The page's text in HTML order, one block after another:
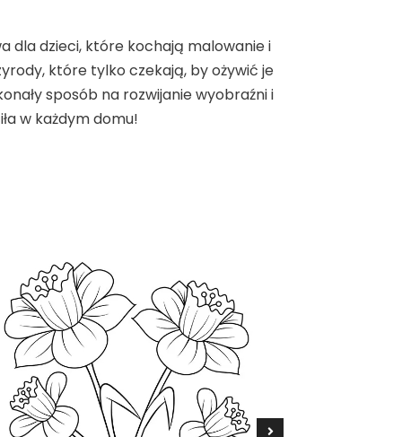
dla dzieci, które kochają malowanie i
które tylko czekają, by ożywić je
sposób na rozwijanie wyobraźni i
w każdym domu!